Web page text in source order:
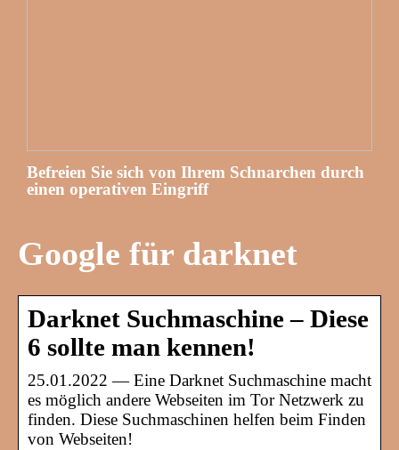
Befreien Sie sich von Ihrem Schnarchen durch
einen operativen Eingriff
Google für darknet
Darknet Suchmaschine – Diese
6 sollte man kennen!
25.01.2022 — Eine Darknet Suchmaschine macht
es möglich andere Webseiten im Tor Netzwerk zu
finden. Diese Suchmaschinen helfen beim Finden
von Webseiten!